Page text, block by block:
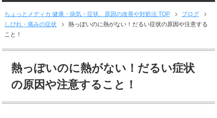
ちょっとメディカ 健康・病気・症状。原因の改善や対処法 TOP
ブログ
しびれ・痛みの症状
熱っぽいのに熱がない！だるい症状の原因や注意する
こと！
熱っぽいのに熱がない！だるい症状
の原因や注意すること！